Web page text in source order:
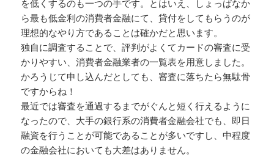
を低くするのも一つの手です。とはいえ、しょっぱなか
ら最も低金利の消費者金融にて、貸付をしてもらうのが
理想的なやり方であることは確かだと思います。
独自に調査することで、評判がよくてカードの審査に受
かりやすい、消費者金融業者の一覧表を用意しました。
かろうじて申し込んだとしても、審査に落ちたら無駄骨
ですからね！
最近では審査を通過するまでがぐんと短く行えるように
なったので、大手の銀行系の消費者金融会社でも、即日
融資を行うことが可能であることが多いですし、中程度
の金融会社においても大差はありません。